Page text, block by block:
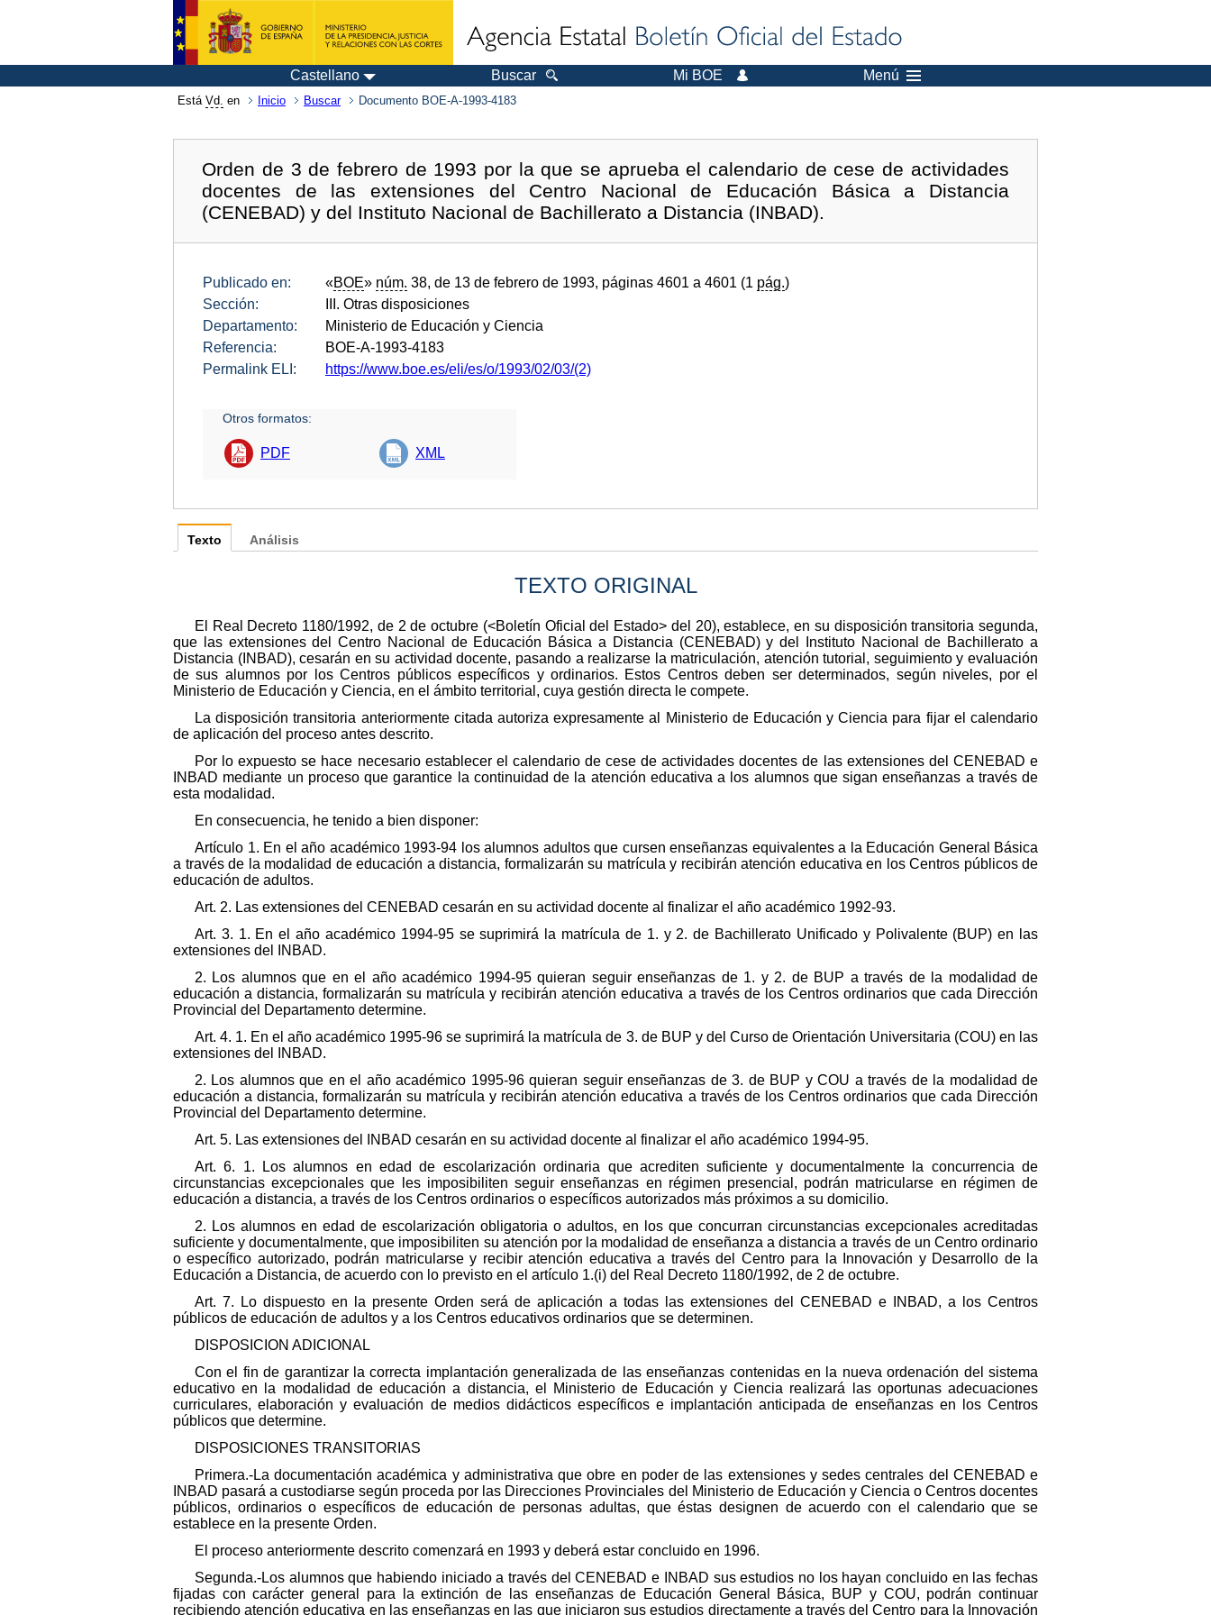
Castellano Buscar Mi BOE Menú
Está Vd. en Inicio Buscar Documento BOE-A-1993-4183
Orden de 3 de febrero de 1993 por la que se aprueba el calendario de cese de actividades
docentes de las extensiones del Centro Nacional de Educación Básica a Distancia
(CENEBAD) y del Instituto Nacional de Bachillerato a Distancia (INBAD).
Publicado en: «BOE» núm. 38, de 13 de febrero de 1993, páginas 4601 a 4601 (1 pág.)
Sección:
III. Otras disposiciones
Departamento:
Ministerio de Educación y Ciencia
Referencia:
BOE-A-1993-4183
Permalink ELI:
https://www.boe.es/eli/es/o/1993/02/03/(2)
Otros formatos:
PDF XML
Texto
TEXTO ORIGINAL
El Real Decreto 1180/1992, de 2 de octubre (<Boletín Oficial del Estado> del 20), establece, en su disposición transitoria segunda,
que las extensiones del Centro Nacional de Educación Básica a Distancia (CENEBAD) y del Instituto Nacional de Bachillerato a
Distancia (INBAD), cesarán en su actividad docente, pasando a realizarse la matriculación, atención tutorial, seguimiento y evaluación
de sus alumnos por los Centros públicos específicos y ordinarios. Estos Centros deben ser determinados, según niveles, por el
Ministerio de Educación y Ciencia, en el ámbito territorial, cuya gestión directa le compete.
La disposición transitoria anteriormente citada autoriza expresamente al Ministerio de Educación y Ciencia para fijar el calendario
de aplicación del proceso antes descrito.
Por lo expuesto se hace necesario establecer el calendario de cese de actividades docentes de las extensiones del CENEBAD e
INBAD mediante un proceso que garantice la continuidad de la atención educativa a los alumnos que sigan enseñanzas a través de
esta modalidad.
En consecuencia, he tenido a bien disponer:
Artículo 1. En el año académico 1993-94 los alumnos adultos que cursen enseñanzas equivalentes a la Educación General Básica
a través de la modalidad de educación a distancia, formalizarán su matrícula y recibirán atención educativa en los Centros públicos de
educación de adultos.
Art. 2. Las extensiones del CENEBAD cesarán en su actividad docente al finalizar el año académico 1992-93.
Art. 3. 1. En el año académico 1994-95 se suprimirá la matrícula de 1. y 2. de Bachillerato Unificado y Polivalente (BUP) en las
extensiones del INBAD.
2. Los alumnos que en el año académico 1994-95 quieran seguir enseñanzas de 1. y 2. de BUP a través de la modalidad de
educación a distancia, formalizarán su matrícula y recibirán atención educativa a través de los Centros ordinarios que cada Dirección
Provincial del Departamento determine.
Art. 4. 1. En el año académico 1995-96 se suprimirá la matrícula de 3. de BUP y del Curso de Orientación Universitaria (COU) en las
extensiones del INBAD.
2. Los alumnos que en el año académico 1995-96 quieran seguir enseñanzas de 3. de BUP y COU a través de la modalidad de
educación a distancia, formalizarán su matrícula y recibirán atención educativa a través de los Centros ordinarios que cada Dirección
Provincial del Departamento determine.
Art. 5. Las extensiones del INBAD cesarán en su actividad docente al finalizar el año académico 1994-95.
Art. 6. 1. Los alumnos en edad de escolarización ordinaria que acrediten suficiente y documentalmente la concurrencia de
circunstancias excepcionales que les imposibiliten seguir enseñanzas en régimen presencial, podrán matricularse en régimen de
educación a distancia, a través de los Centros ordinarios o específicos autorizados más próximos a su domicilio.
2. Los alumnos en edad de escolarización obligatoria o adultos, en los que concurran circunstancias excepcionales acreditadas
suficiente y documentalmente, que imposibiliten su atención por la modalidad de enseñanza a distancia a través de un Centro ordinario
o específico autorizado, podrán matricularse y recibir atención educativa a través del Centro para la Innovación y Desarrollo de la
Educación a Distancia, de acuerdo con lo previsto en el artículo 1.(i) del Real Decreto 1180/1992, de 2 de octubre.
Art. 7. Lo dispuesto en la presente Orden será de aplicación a todas las extensiones del CENEBAD e INBAD, a los Centros
públicos de educación de adultos y a los Centros educativos ordinarios que se determinen.
DISPOSICION ADICIONAL
Con el fin de garantizar la correcta implantación generalizada de las enseñanzas contenidas en la nueva ordenación del sistema
educativo en la modalidad de educación a distancia, el Ministerio de Educación y Ciencia realizará las oportunas adecuaciones
curriculares, elaboración y evaluación de medios didácticos específicos e implantación anticipada de enseñanzas en los Centros
públicos que determine.
DISPOSICIONES TRANSITORIAS
Primera.-La documentación académica y administrativa que obre en poder de las extensiones y sedes centrales del CENEBAD e
INBAD pasará a custodiarse según proceda por las Direcciones Provinciales del Ministerio de Educación y Ciencia o Centros docentes
públicos, ordinarios o específicos de educación de personas adultas, que éstas designen de acuerdo con el calendario que se
establece en la presente Orden.
El proceso anteriormente descrito comenzará en 1993 y deberá estar concluido en 1996.
Segunda.-Los alumnos que habiendo iniciado a través del CENEBAD e INBAD sus estudios no los hayan concluido en las fechas
fijadas con carácter general para la extinción de las enseñanzas de Educación General Básica, BUP y COU, podrán continuar
recibiendo atención educativa en las enseñanzas en las que iniciaron sus estudios directamente a través del Centro para la Innovación
Análisis